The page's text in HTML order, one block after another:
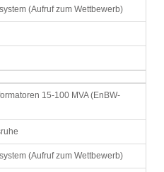
(Aufruf zum Wettbewerb)
15-100 MVA (EnBW-
(Aufruf zum Wettbewerb)